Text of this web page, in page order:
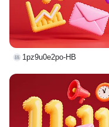
1pz9u0e2po-HB